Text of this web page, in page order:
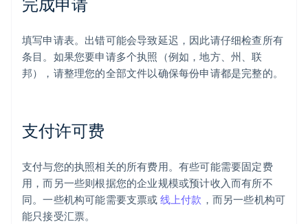
填写申请表。出错可能会导致延迟，因此请仔细检查所有
条目。如果您要申请多个执照（例如，地方、州、联
邦），请整理您的全部文件以确保每份申请都是完整的。
支付许可费
支付与您的执照相关的所有费用。有些可能需要固定费
用，而另一些则根据您的企业规模或预计收入而有所不
同。一些机构可能需要支票或 线上付款 ，而另一些机构可
能只接受汇票。